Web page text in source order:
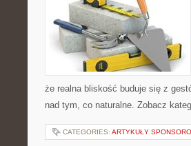
że realna bliskość buduje się z
nad tym, co naturalne. Zobacz
CATEGORIES: ARTYKUŁY